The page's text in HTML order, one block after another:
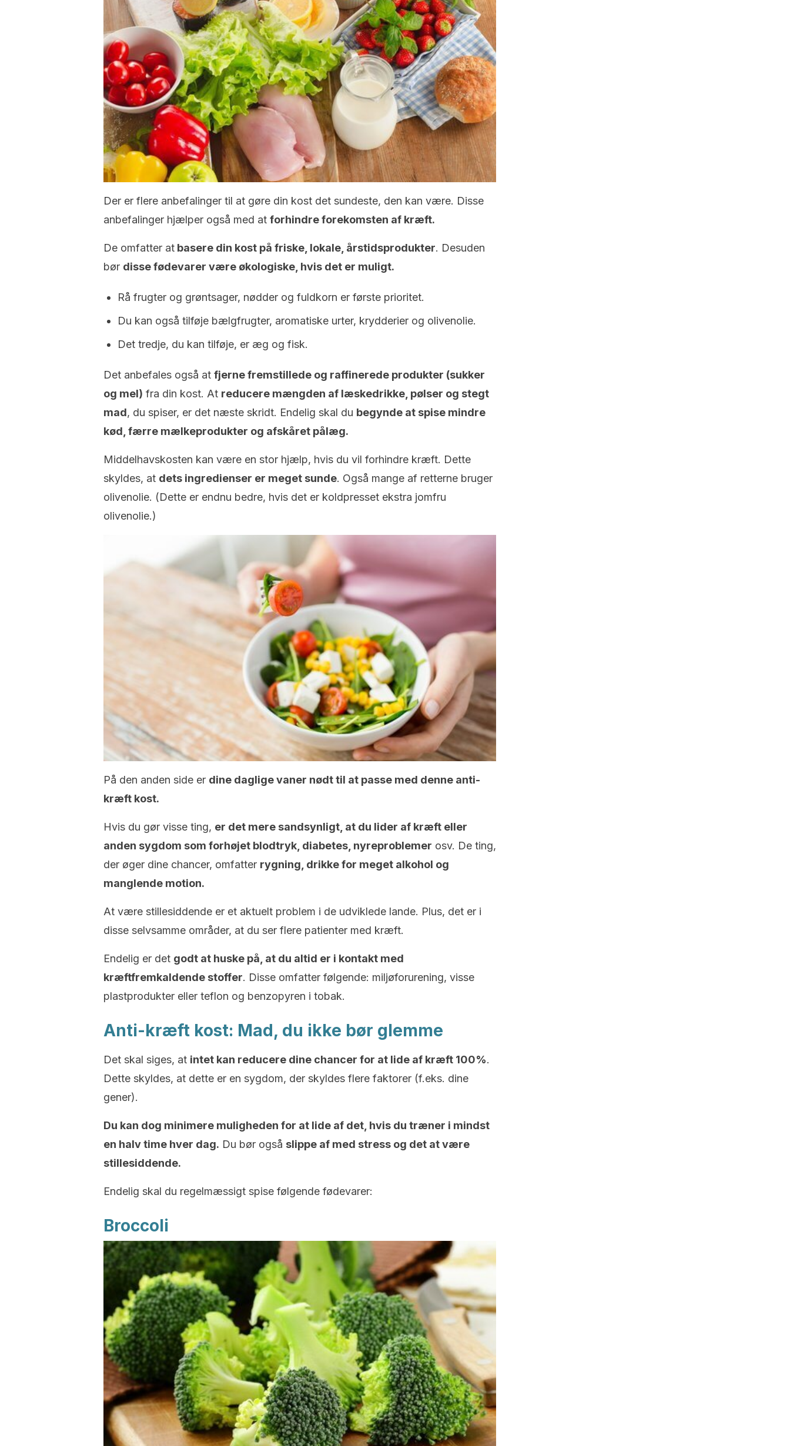
Der er flere anbefalinger til at gøre din kost det sundeste, den kan være. Disse
anbefalinger hjælper også med at forhindre forekomsten af kræft.
De omfatter at basere din kost på friske, lokale, årstidsprodukter. Desuden
bør disse fødevarer være økologiske, hvis det er muligt.
Rå frugter og grøntsager, nødder og fuldkorn er første prioritet.
Du kan også tilføje bælgfrugter, aromatiske urter, krydderier og olivenolie.
Det tredje, du kan tilføje, er æg og fisk.
Det anbefales også at fjerne fremstillede og raffinerede produkter (sukker
og mel) fra din kost. At reducere mængden af læskedrikke, pølser og stegt
mad, du spiser, er det næste skridt. Endelig skal du begynde at spise mindre
kød, færre mælkeprodukter og afskåret pålæg.
Middelhavskosten kan være en stor hjælp, hvis du vil forhindre kræft. Dette
skyldes, at dets ingredienser er meget sunde. Også mange af retterne bruger
olivenolie. (Dette er endnu bedre, hvis det er koldpresset ekstra jomfru
olivenolie.)
På den anden side er dine daglige vaner nødt til at passe med denne anti-
kræft kost.
Hvis du gør visse ting, er det mere sandsynligt, at du lider af kræft eller
anden sygdom som forhøjet blodtryk, diabetes, nyreproblemer osv. De ting,
der øger dine chancer, omfatter rygning, drikke for meget alkohol og
manglende motion.
At være stillesiddende er et aktuelt problem i de udviklede lande. Plus, det er i
disse selvsamme områder, at du ser flere patienter med kræft.
Endelig er det godt at huske på, at du altid er i kontakt med
kræftfremkaldende stoffer. Disse omfatter følgende: miljøforurening, visse
plastprodukter eller teflon og benzopyren i tobak.
Anti-kræft kost: Mad, du ikke bør glemme
Det skal siges, at intet kan reducere dine chancer for at lide af kræft 100%.
Dette skyldes, at dette er en sygdom, der skyldes flere faktorer (f.eks. dine
gener).
Du kan dog minimere muligheden for at lide af det, hvis du træner i mindst
en halv time hver dag. Du bør også slippe af med stress og det at være
stillesiddende.
Endelig skal du regelmæssigt spise følgende fødevarer:
Broccoli